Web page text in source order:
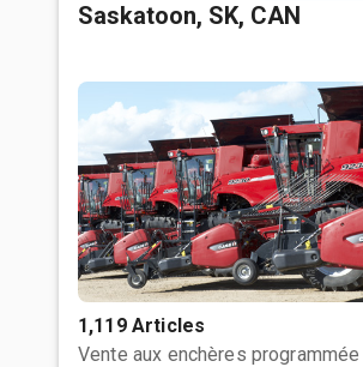
Saskatoon, SK, CAN
1,119 Articles
Vente aux enchères programmée